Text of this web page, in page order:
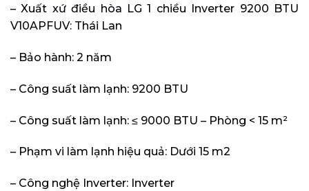
– Xuất xứ điều hòa LG 1 chiều Inverter 9200 BTU
V10APFUV: Thái Lan
– Bảo hành: 2 năm
– Công suất làm lạnh: 9200 BTU
– Công suất làm lạnh: ≤ 9000 BTU – Phòng < 15 m²
– Phạm vi làm lạnh hiệu quả: Dưới 15 m2
– Công nghệ Inverter: Inverter